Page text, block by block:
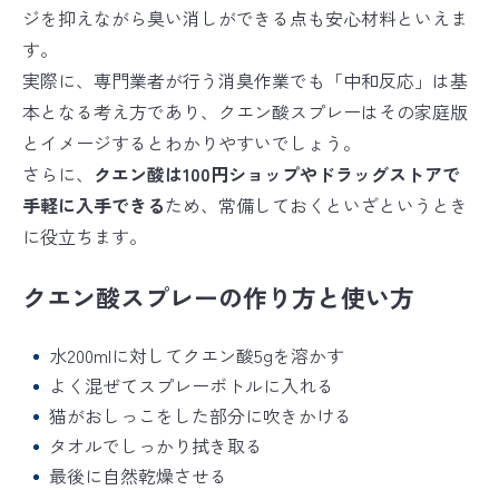
ジを抑えながら臭い消しができる点も安心材料といえま
す。
実際に、専門業者が行う消臭作業でも「中和反応」は基
本となる考え方であり、クエン酸スプレーはその家庭版
とイメージするとわかりやすいでしょう。
さらに、 クエン酸は100円ショップやドラッグストアで
手軽に入手できるため、常備しておくといざというとき
に役立ちます。
クエン酸スプレーの作り方と使い方
水200mlに対してクエン酸5gを溶かす
よく混ぜてスプレーボトルに入れる
猫がおしっこをした部分に吹きかける
タオルでしっかり拭き取る
最後に自然乾燥させる